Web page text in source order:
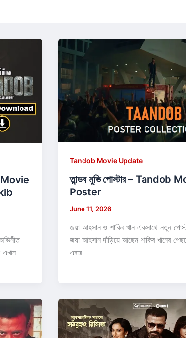
Movie
এখান
Tandob Movie Update
তান্ডব মুভি পোস্টার – Tandob
Poster
June 11, 2026
জয়া আহসান ও শাকিব খান একসাথে নতুন
জয়া আহসান দাঁড়িয়ে আছেন শাকিব খানের
এবার